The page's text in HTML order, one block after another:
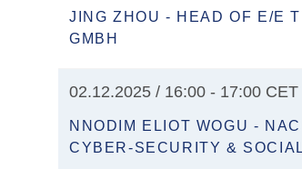
JING ZHOU - HEAD OF E/E
GMBH
02.12.2025 / 16:00 - 17:00 CET
NNODIM ELIOT WOGU -
CYBER-SECURITY &